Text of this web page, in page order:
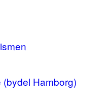
Hamborg)